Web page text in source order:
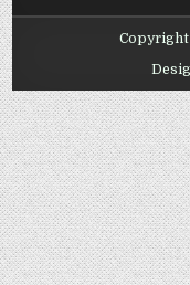
-
古
洛
中
心
胖
雪
茄?
Copyright